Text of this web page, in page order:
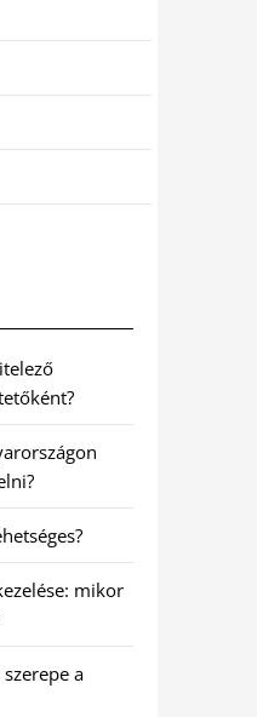
mikor
a